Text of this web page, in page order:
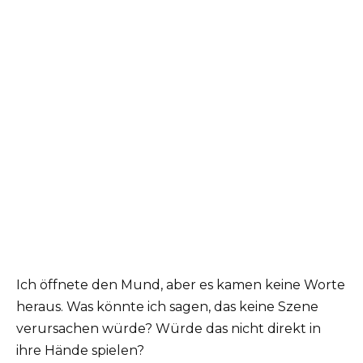
Ich öffnete den Mund, aber es kamen keine Worte
heraus. Was könnte ich sagen, das keine Szene
verursachen würde? Würde das nicht direkt in
ihre Hände spielen?